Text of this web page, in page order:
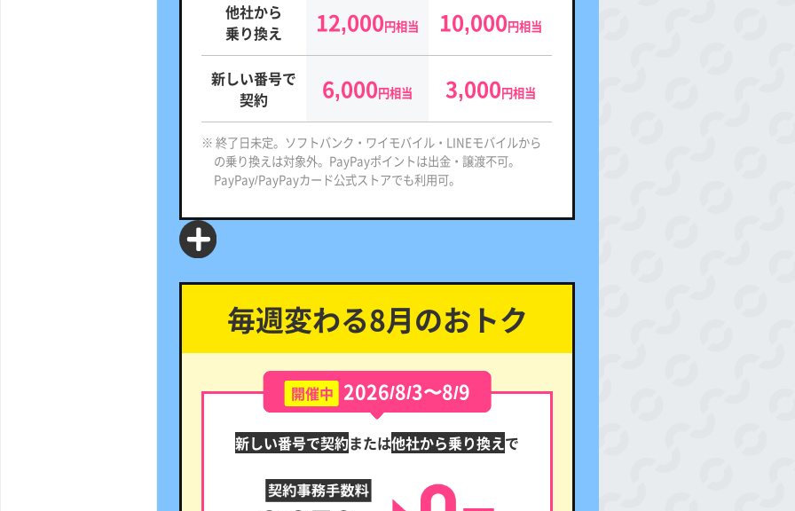
他社から
乗り換え
12,000円相当 10,000円相当
新しい番号で
契約
6,000円相当 3,000円相当
※ 終了日未定。ソフトバンク・ワイモバイル・LINEモバイルから
の乗り換えは対象外。PayPayポイントは出金・譲渡不可。
PayPay/PayPayカード公式ストアでも利用可。
毎週変わる8月のおトク
開催中 2026/8/3〜8/9
新しい番号で契約または他社から乗り換え で